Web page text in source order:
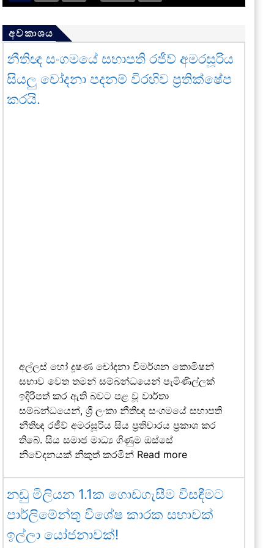
අවකාශය
නීතිඥ සංගමයේ සභාපති රජීව් අමරසූරිය
සියලු චෝදනා පදනම් විරහිව ප්‍රතික්ෂේප
කරයි.
අල්ලස් හෝ දූෂණ චෝදනා විමර්ශන කොමිෂන්
සභාව වෙත තමන් සම්බන්ධයෙන් පැමිණිල්ලක්
ඉදිරිපත් කර ඇති බවට පළ වූ වාර්තා
සම්බන්ධයෙන්, ශ්‍රී ලංකා නීතිඥ සංගමයේ සභාපති
නීතිඥ රජීව් අමරසූරිය සිය ප්‍රතිචාරය ප්‍රකාශ කර
තිබේ. සිය සමාජ මාධ්‍ය ගිණුම ඔස්සේ
නිවේදනයක් නිකුත් කරමින් Read more
නඩු මිලියන 1.1ක ගොඩගැසීම විසඳීමට
පාර්ලිමේන්තු විශේෂ කාරක සභාවක්
ඉල්ලා යෝජනාවක්!